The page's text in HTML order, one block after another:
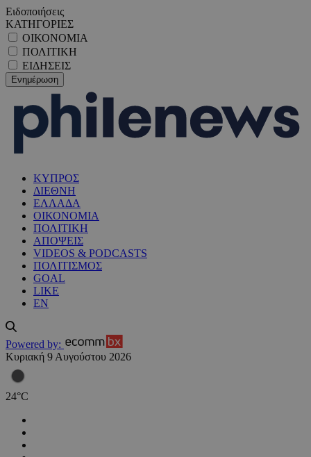
Ειδοποιήσεις
ΚΑΤΗΓΟΡΙΕΣ
ΟΙΚΟΝΟΜΙΑ
ΠΟΛΙΤΙΚΗ
ΕΙΔΗΣΕΙΣ
ΚΥΠΡΟΣ
ΔΙΕΘΝΗ
ΕΛΛΑΔΑ
ΟΙΚΟΝΟΜΙΑ
ΠΟΛΙΤΙΚΗ
ΑΠΟΨΕΙΣ
VIDEOS & PODCASTS
ΠΟΛΙΤΙΣΜΟΣ
GOAL
LIKE
EN
Powered by:
Κυριακή 9 Αυγούστου 2026
24°C